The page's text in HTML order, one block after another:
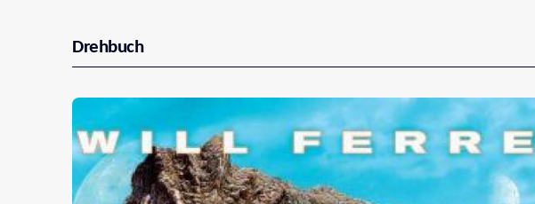
Drehbuch